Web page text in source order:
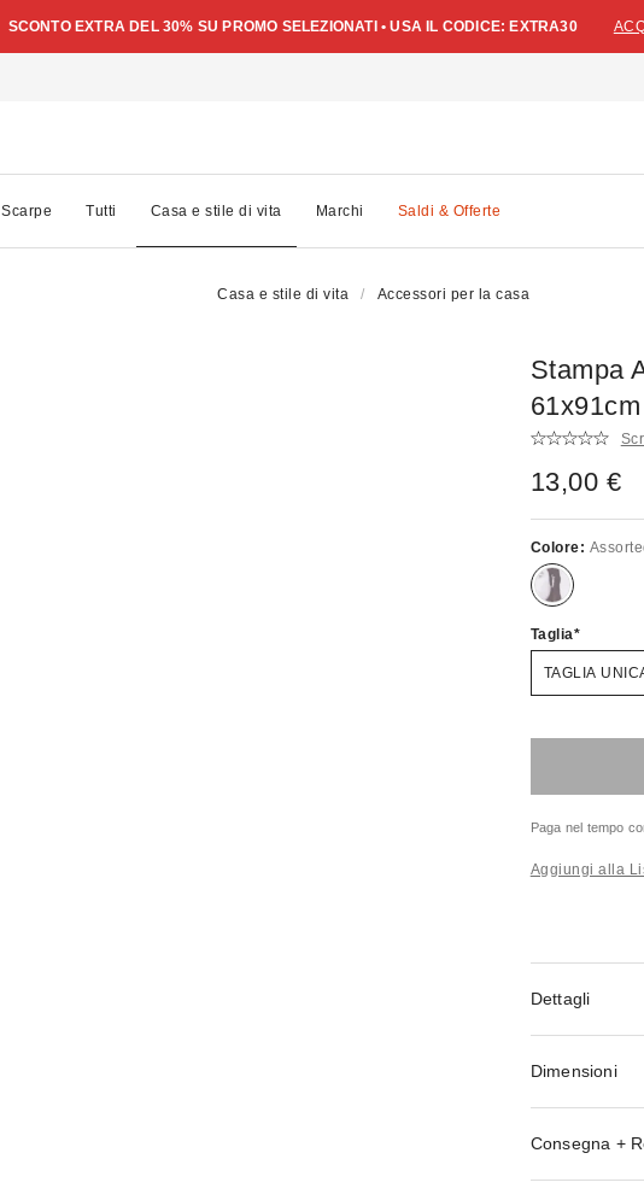
SCONTO EXTRA DEL 30% SU PROMO SELEZIONATI • USA IL CODICE: EXTRA30
Scarpe Tutti Casa e stile di vita Marchi Saldi & Offerte
Casa e stile di vita Accessori per la casa
Stampa
61x91cm
13,00 €
Colore:
Taglia
TAGLIA
Paga nel tempo
Aggiungi alla
Dettagli
Dimensioni
Consegna +